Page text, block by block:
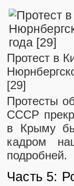
Протест в
[29]
Протесты
СССР
в Крыму
кадром
подробней.
Часть 5: